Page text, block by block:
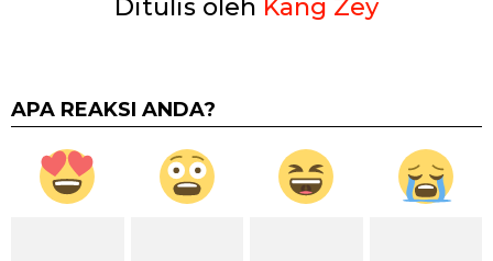
Ditulis oleh Kang Zey
APA REAKSI ANDA?